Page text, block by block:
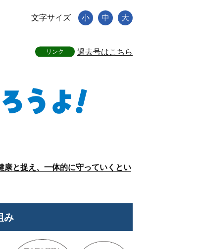
文字サイズ 小 中 大
リンク 過去号はこちら
康と捉え、一体的に守っていくとい
み